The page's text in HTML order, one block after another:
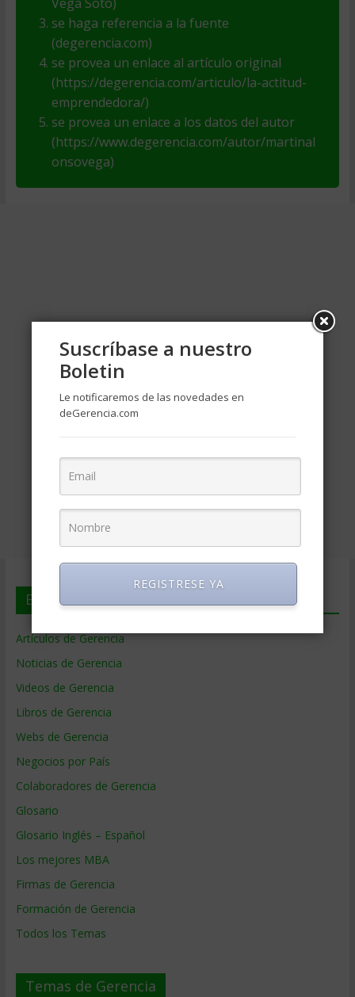
se haga referencia a la fuente
(degerencia.com)
se provea un enlace al artículo original
(https://degerencia.com/articulo/la-actitud-
emprendedora/)
se provea un enlace a los datos del autor
(https://www.degerencia.com/autor/martinal
onsovega)
En deGerencia.com
Artículos de Gerencia
Noticias de Gerencia
Videos de Gerencia
Libros de Gerencia
Webs de Gerencia
Negocios por País
Colaboradores de Gerencia
Glosario
Glosario Inglés – Español
Los mejores MBA
Firmas de Gerencia
Formación de Gerencia
Todos los Temas
Temas de Gerencia
Suscríbase a nuestro
Boletin
Le notificaremos de las novedades en
deGerencia.com
REGISTRESE YA